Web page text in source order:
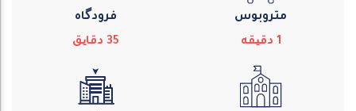
متروبوس
1 دقیقه
فرودگاه
35 دقایق